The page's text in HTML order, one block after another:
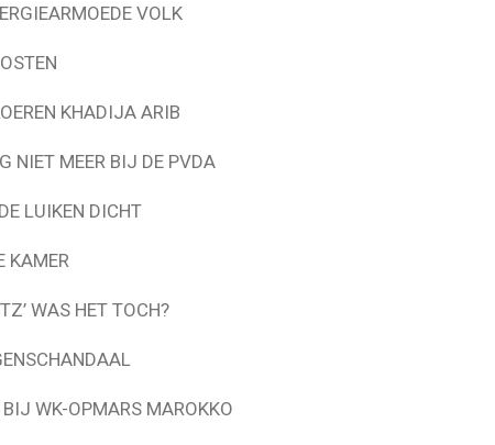
VOLK
KHADIJA ARIB
NIET MEER BIJ DE PVDA
LUIKEN DICHT
KAMER
WAS HET TOCH?
WK-OPMARS MAROKKO